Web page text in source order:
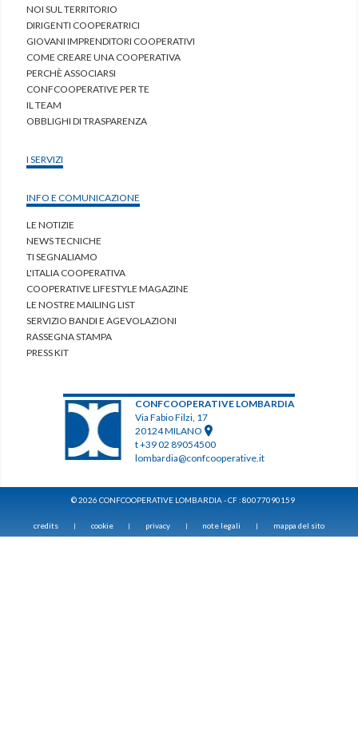
NOI SUL TERRITORIO
DIRIGENTI COOPERATRICI
GIOVANI IMPRENDITORI COOPERATIVI
COME CREARE UNA COOPERATIVA
PERCHÈ ASSOCIARSI
CONFCOOPERATIVE PER TE
IL TEAM
OBBLIGHI DI TRASPARENZA
I SERVIZI
INFO E COMUNICAZIONE
LE NOTIZIE
NEWS TECNICHE
TI SEGNALIAMO
L'ITALIA COOPERATIVA
COOPERATIVE LIFESTYLE MAGAZINE
LE NOSTRE MAILING LIST
SERVIZIO BANDI E AGEVOLAZIONI
RASSEGNA STAMPA
PRESS KIT
CONFCOOPERATIVE LOMBARDIA
Via Fabio Filzi, 17
20124 MILANO
t +39 02 89054500
lombardia@confcooperative.it
© 2026 CONFCOOPERATIVE LOMBARDIA - CF : 80077090159
credits cookie privacy note legali mappa del sito